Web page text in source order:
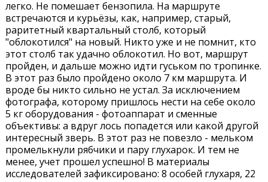
легко. Не помешает бензопила. На маршруте
встречаются и курьёзы, как, например, старый,
раритетный квартальный столб, который
"облокотился" на новый. Никто уже и не помнит, кто
этот столб так удачно облокотил. Но вот, маршрут
пройден, и дальше можно идти гуськом по тропинке.
В этот раз было пройдено около 7 км маршрута. И
вроде бы никто сильно не устал. За исключением
фотографа, которому пришлось нести на себе около
5 кг оборудования - фотоаппарат и сменные
объективы: а вдруг лось попадется или какой другой
интересный зверь. В этот раз не повезло - мельком
промелькнули рябчики и пару глухарок. И тем не
менее, учет прошел успешно! В материалы
исследователей зафиксировано: 8 особей глухаря, 22